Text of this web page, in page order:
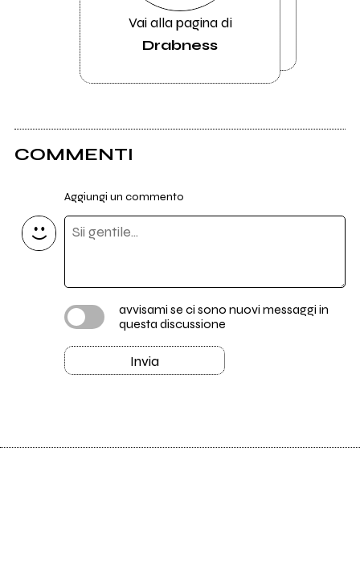
Vai alla pagina di
Drabness
COMMENTI
Aggiungi un commento
avvisami se ci sono nuovi messaggi in
questa discussione
Invia